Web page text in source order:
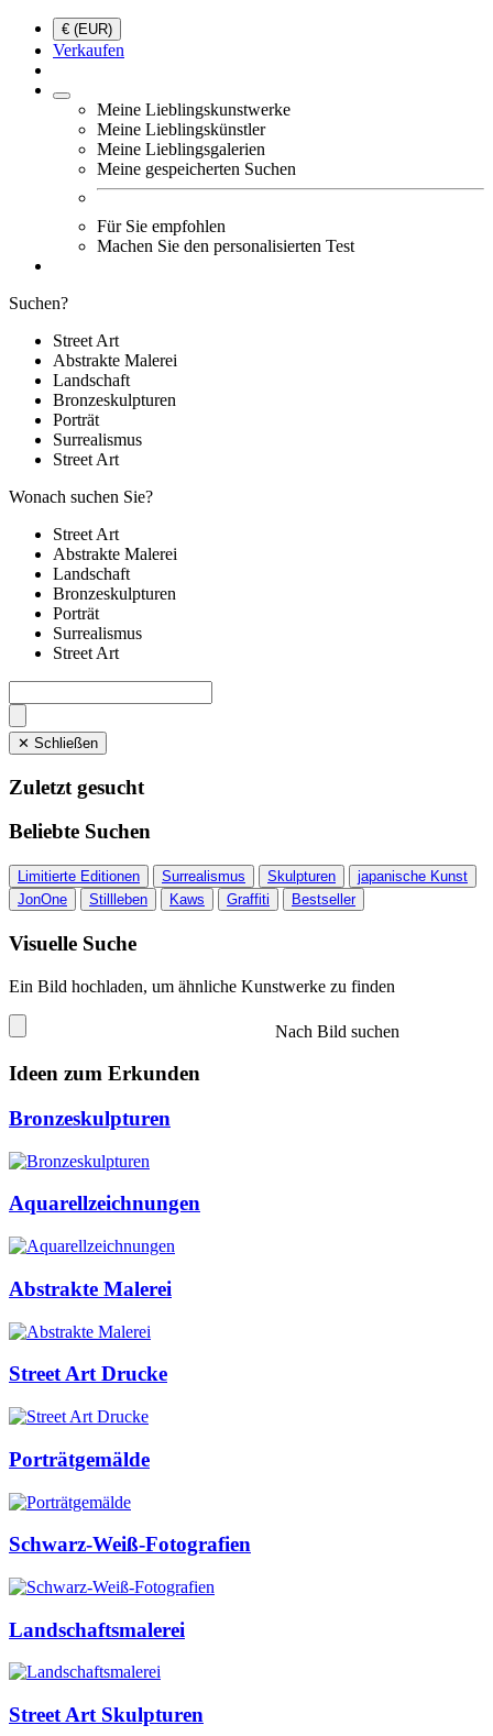
€ (EUR)
Verkaufen
Meine Lieblingskunstwerke
Meine Lieblingskünstler
Meine Lieblingsgalerien
Meine gespeicherten Suchen
Für Sie empfohlen
Machen Sie den personalisierten Test
Suchen?
Street Art
Abstrakte Malerei
Landschaft
Bronzeskulpturen
Porträt
Surrealismus
Street Art
Wonach suchen Sie?
Street Art
Abstrakte Malerei
Landschaft
Bronzeskulpturen
Porträt
Surrealismus
Street Art
✕ Schließen
Zuletzt gesucht
Beliebte Suchen
Limitierte Editionen Surrealismus Skulpturen
japanische Kunst
JonOne
Stillleben Kaws Graffiti Bestseller
Visuelle Suche
Ein Bild hochladen, um ähnliche Kunstwerke zu finden
Nach Bild suchen
Ideen zum Erkunden
Bronzeskulpturen
Aquarellzeichnungen
Abstrakte Malerei
Street Art Drucke
Porträtgemälde
Schwarz-Weiß-Fotografien
Landschaftsmalerei
Street Art Skulpturen